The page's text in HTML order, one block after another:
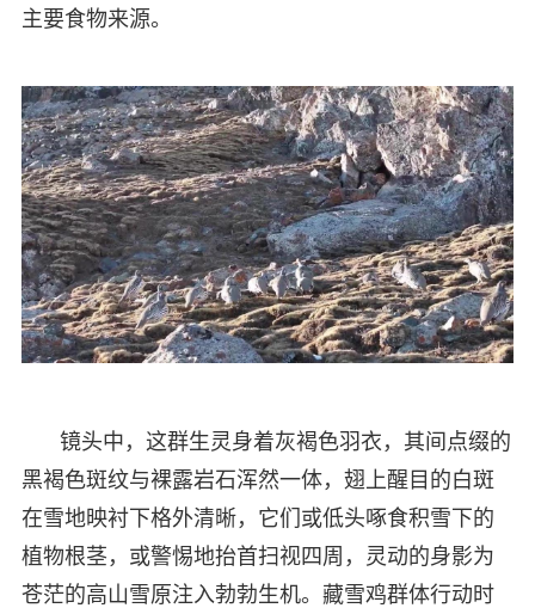
主要食物来源。
镜头中，这群生灵身着灰褐色羽衣，其间点缀的
黑褐色斑纹与裸露岩石浑然一体，翅上醒目的白斑
在雪地映衬下格外清晰，它们或低头啄食积雪下的
植物根茎，或警惕地抬首扫视四周，灵动的身影为
苍茫的高山雪原注入勃勃生机。藏雪鸡群体行动时